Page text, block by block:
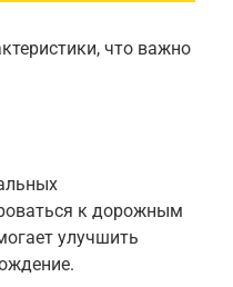
что важно
к дорожным
улучшить